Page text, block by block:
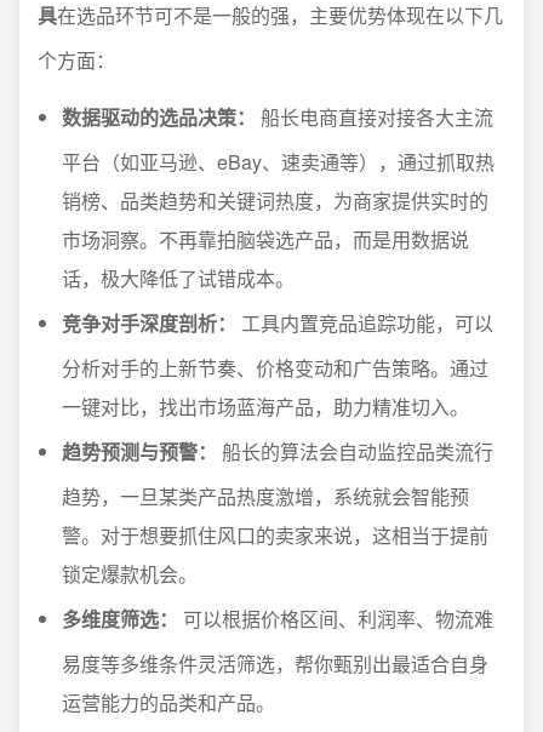
具在选品环节可不是一般的强，主要优势体现在以下几
个方面：
数据驱动的选品决策：
船长电商直接对接各大主流
平台（如亚马逊、eBay、速卖通等），通过抓取热
销榜、品类趋势和关键词热度，为商家提供实时的
市场洞察。不再靠拍脑袋选产品，而是用数据说
话，极大降低了试错成本。
竞争对手深度剖析：
工具内置竞品追踪功能，可以
分析对手的上新节奏、价格变动和广告策略。通过
一键对比，找出市场蓝海产品，助力精准切入。
趋势预测与预警：
船长的算法会自动监控品类流行
趋势，一旦某类产品热度激增，系统就会智能预
警。对于想要抓住风口的卖家来说，这相当于提前
锁定爆款机会。
多维度筛选：
可以根据价格区间、利润率、物流难
易度等多维条件灵活筛选，帮你甄别出最适合自身
运营能力的品类和产品。